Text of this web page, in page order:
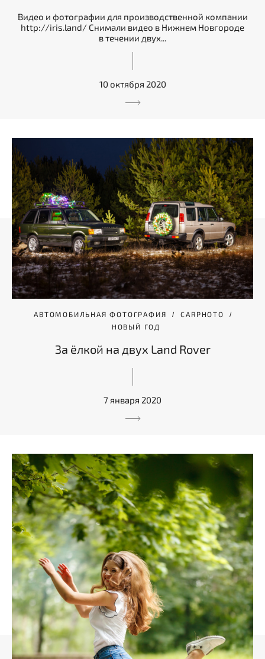
Видео и фотографии для производственной компании
http://iris.land/ Снимали видео в Нижнем Новгороде
в течении двух...
10 октября 2020
АВТОМОБИЛЬНАЯ ФОТОГРАФИЯ
CARPHOTO
НОВЫЙ ГОД
За ёлкой на двух Land Rover
7 января 2020